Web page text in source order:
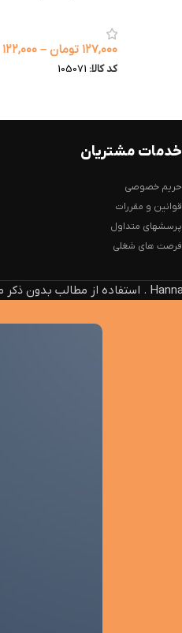
۱۲۷,۰۰۰ تومان – ۱۲۲,۰۰۰
کد کالا: 105071
خدمات مشتریان
حریم خصوصی
قوانین و مقررات
پرسشهای متداول
فرصت های شغلی